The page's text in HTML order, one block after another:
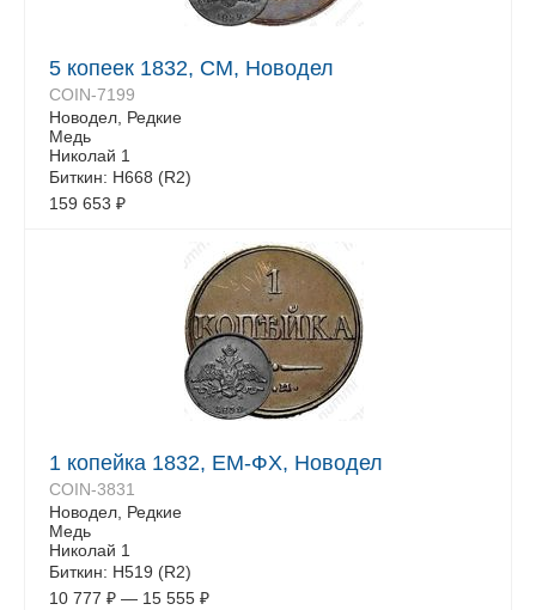
5 копеек 1832, СМ, Новодел
COIN-7199
Новодел, Редкие
Медь
Николай 1
Биткин: Н668 (R2)
159 653 ₽
1 копейка 1832, ЕМ-ФХ, Новодел
COIN-3831
Новодел, Редкие
Медь
Николай 1
Биткин: Н519 (R2)
10 777 ₽ — 15 555 ₽